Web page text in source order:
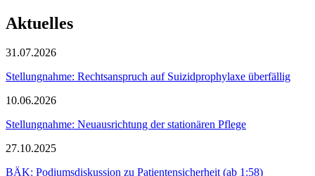
Aktuelles
31.07.2026
Stellungnahme: Rechtsanspruch auf Suizidprophylaxe überfällig
10.06.2026
Stellungnahme: Neuausrichtung der stationären Pflege
27.10.2025
BÄK: Podiumsdiskussion zu Patientensicherheit (ab 1:58)